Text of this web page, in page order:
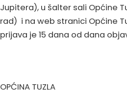
Jupitera), u šalter sali Općine
rad) i na web stranici Općine
prijava je 15 dana od dana
OPĆINA TUZLA